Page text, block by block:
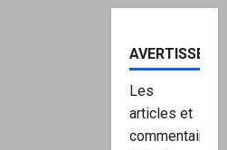
Les
articles et
commentaires